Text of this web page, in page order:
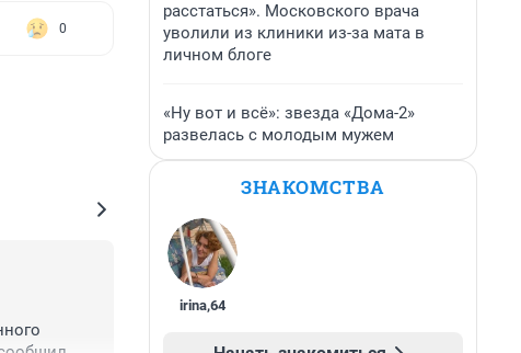
0
расстаться». Московского врача
уволили из клиники из-за мата в
личном блоге
«Ну вот и всё»: звезда «Дома-2»
развелась с молодым мужем
ЗНАКОМСТВА
irina,64